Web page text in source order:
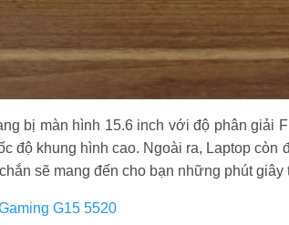
bị màn hình 15.6 inch với độ phân giải
độ khung hình cao. Ngoài ra, Laptop
sẽ mang đến cho bạn những phút giây
G15 5520